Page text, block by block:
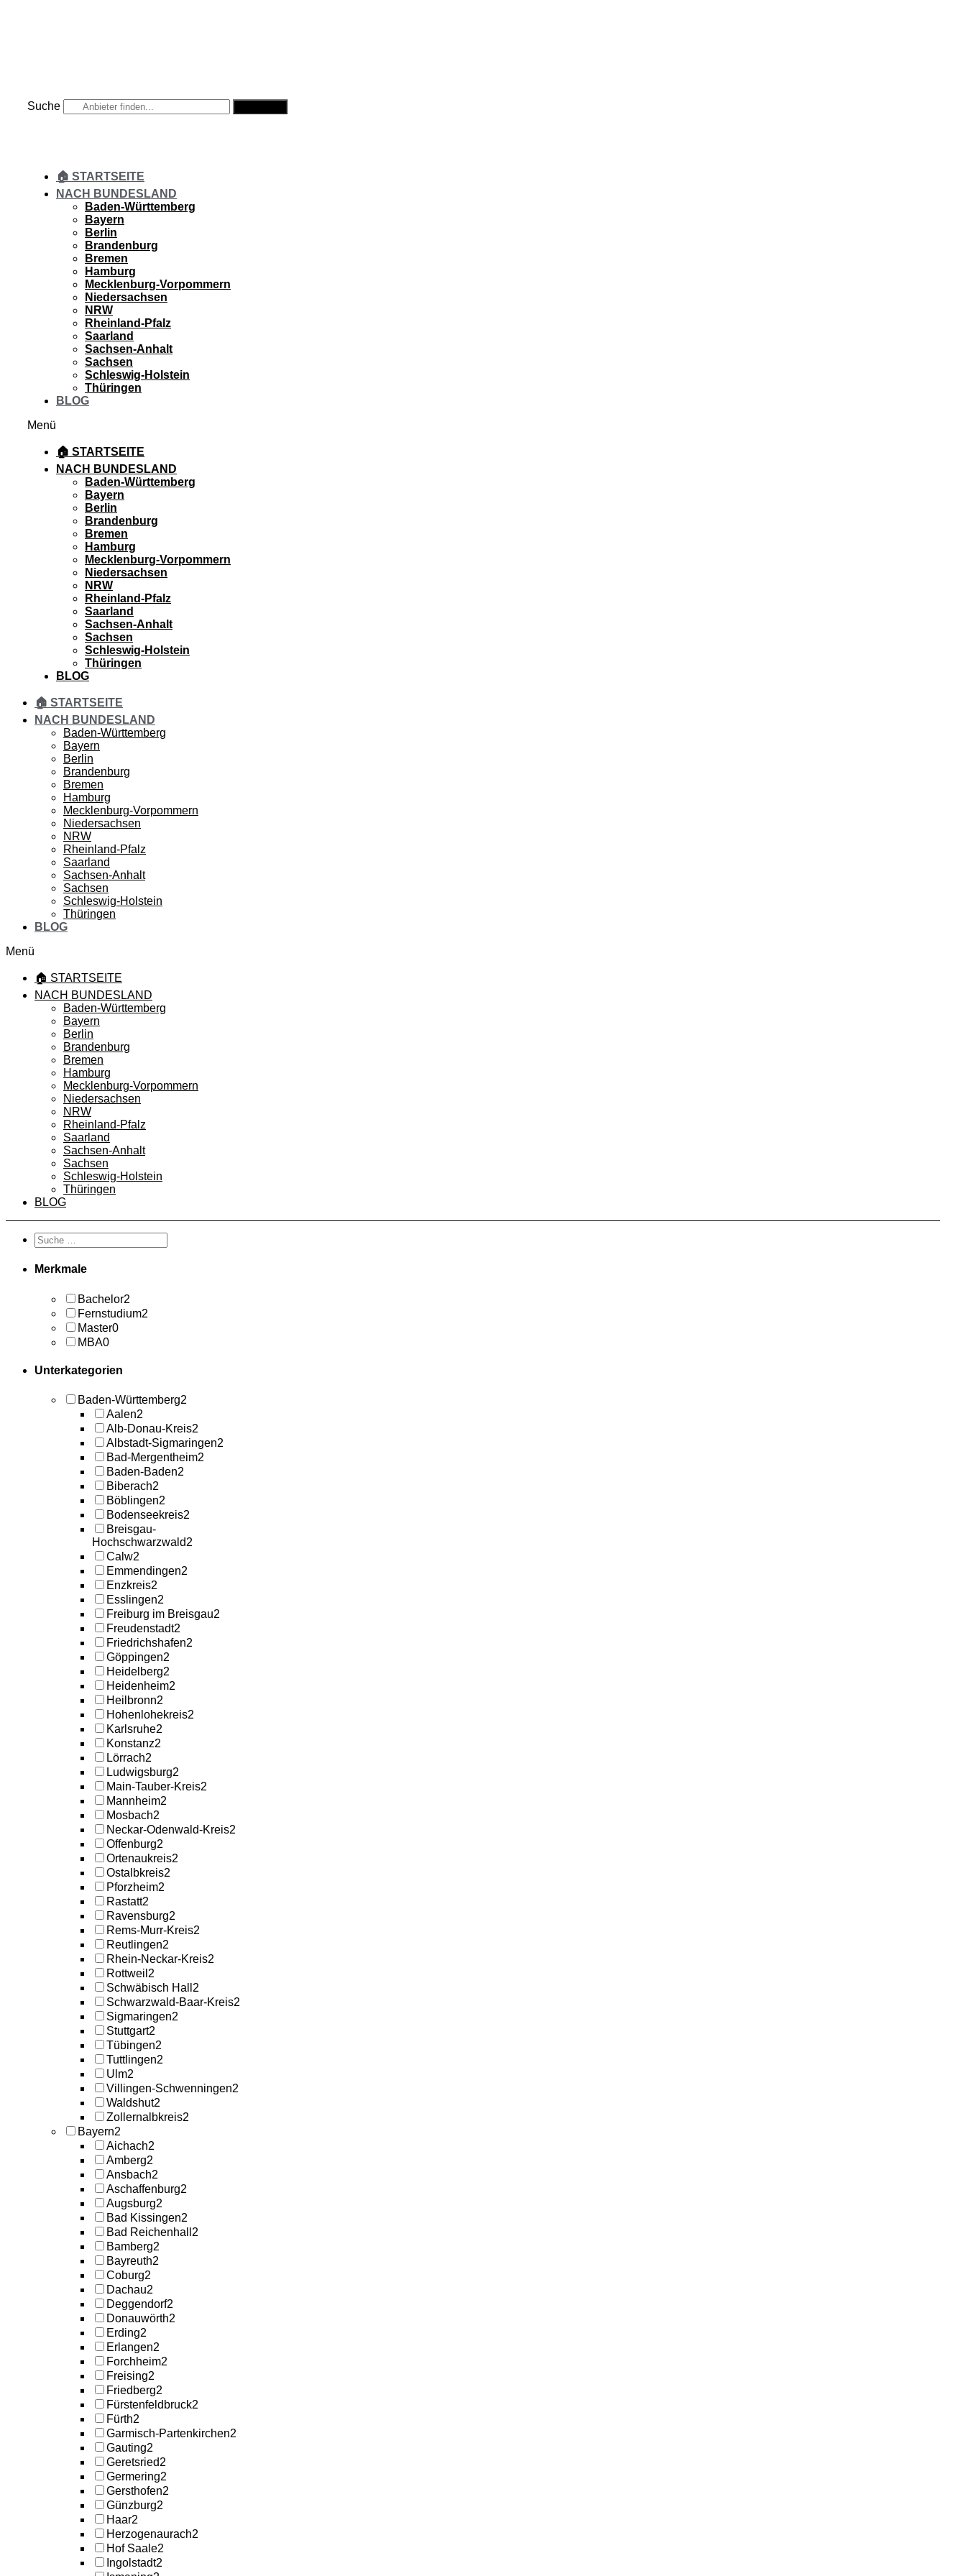
Suche
🏠 STARTSEITE
NACH BUNDESLAND
Baden-Württemberg
Bayern
Berlin
Brandenburg
Bremen
Hamburg
Mecklenburg-Vorpommern
Niedersachsen
NRW
Rheinland-Pfalz
Saarland
Sachsen-Anhalt
Sachsen
Schleswig-Holstein
Thüringen
BLOG
Menü
🏠 STARTSEITE
NACH BUNDESLAND
Baden-Württemberg
Bayern
Berlin
Brandenburg
Bremen
Hamburg
Mecklenburg-Vorpommern
Niedersachsen
NRW
Rheinland-Pfalz
Saarland
Sachsen-Anhalt
Sachsen
Schleswig-Holstein
Thüringen
BLOG
🏠 STARTSEITE
NACH BUNDESLAND
Baden-Württemberg
Bayern
Berlin
Brandenburg
Bremen
Hamburg
Mecklenburg-Vorpommern
Niedersachsen
NRW
Rheinland-Pfalz
Saarland
Sachsen-Anhalt
Sachsen
Schleswig-Holstein
Thüringen
BLOG
Menü
🏠 STARTSEITE
NACH BUNDESLAND
Baden-Württemberg
Bayern
Berlin
Brandenburg
Bremen
Hamburg
Mecklenburg-Vorpommern
Niedersachsen
NRW
Rheinland-Pfalz
Saarland
Sachsen-Anhalt
Sachsen
Schleswig-Holstein
Thüringen
BLOG
Merkmale
Bachelor2
Fernstudium2
Master0
MBA0
Unterkategorien
Baden-Württemberg2
Aalen2
Alb-Donau-Kreis2
Albstadt-Sigmaringen2
Bad-Mergentheim2
Baden-Baden2
Biberach2
Böblingen2
Bodenseekreis2
Breisgau-
Hochschwarzwald2
Calw2
Emmendingen2
Enzkreis2
Esslingen2
Freiburg im Breisgau2
Freudenstadt2
Friedrichshafen2
Göppingen2
Heidelberg2
Heidenheim2
Heilbronn2
Hohenlohekreis2
Karlsruhe2
Konstanz2
Lörrach2
Ludwigsburg2
Main-Tauber-Kreis2
Mannheim2
Mosbach2
Neckar-Odenwald-Kreis2
Offenburg2
Ortenaukreis2
Ostalbkreis2
Pforzheim2
Rastatt2
Ravensburg2
Rems-Murr-Kreis2
Reutlingen2
Rhein-Neckar-Kreis2
Rottweil 2
Schwäbisch Hall 2
Schwarzwald-Baar-Kreis2
Sigmaringen2
Stuttgart2
Tübingen2
Tuttlingen2
Ulm2
Villingen-Schwenningen2
Waldshut2
Zollernalbkreis2
Bayern2
Aichach2
Amberg2
Ansbach2
Aschaffenburg2
Augsburg2
Bad Kissingen2
Bad Reichenhall 2
Bamberg2
Bayreuth2
Coburg2
Dachau2
Deggendorf2
Donauwörth2
Erding2
Erlangen2
Forchheim2
Freising2
Friedberg2
Fürstenfeldbruck2
Fürth2
Garmisch-Partenkirchen2
Gauting2
Geretsried2
Germering2
Gersthofen2
Günzburg2
Haar2
Herzogenaurach2
Hof Saale2
Ingolstadt2